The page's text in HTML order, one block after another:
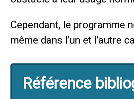
Cependant, le programme
même dans l’un et l’autre
Référence